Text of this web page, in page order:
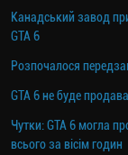
Канадський завод
GTA 6
Розпочалося
GTA 6 не буде
Чутки: GTA 6 могла
всього за вісім годин